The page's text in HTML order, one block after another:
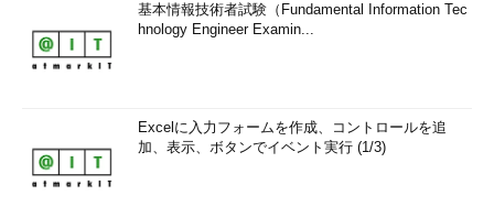
基本情報技術者試験（Fundamental Information Tec
hnology Engineer Examin...
Excelに入力フォームを作成、コントロールを追
加、表示、ボタンでイベント実行 (1/3)